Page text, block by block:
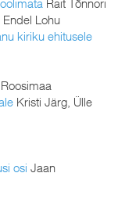
Rait Tõnnori
Endel Lohu
kiriku ehitusele
Kristi Järg, Ülle
osi Jaan